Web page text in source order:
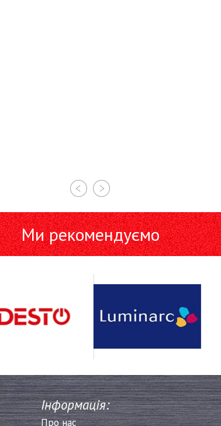
Ми рекомендуємо
Інформація:
Про нас